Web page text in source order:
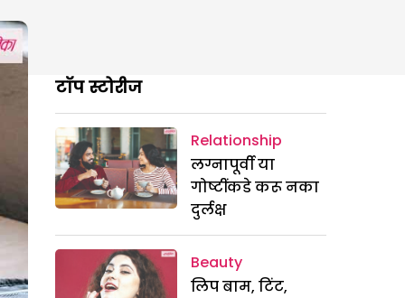
टॉप स्टोरीज
Relationship
लग्नापूर्वी या
गोष्टींकडे करू नका
दुर्लक्ष
Beauty
लिप बाम, टिंट,